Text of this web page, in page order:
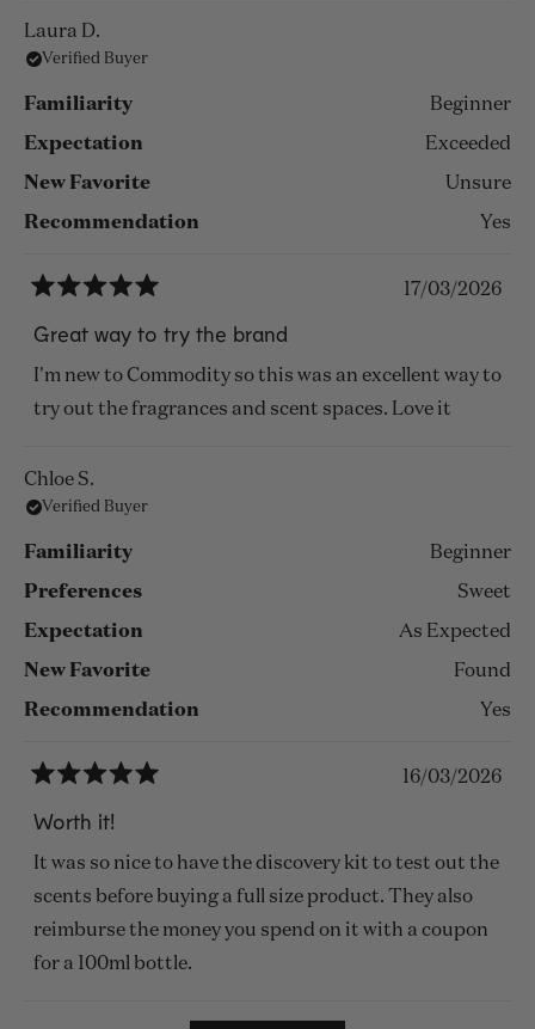
almost all of them. Now I’ve got to get big bottles of
some new favorites.
this
Laura D.
Verified Buyer
Familiarity Beginner
Expectation Exceeded
New Favorite Unsure
Recommendation Yes
5
out
of
5
stars
17/03/2026
Great way to try the brand
I'm new to Commodity so this was an excellent way to
try out the fragrances and scent spaces. Love it
Chloe S.
Verified Buyer
Familiarity Beginner
Preferences Sweet
Expectation As Expected
New Favorite Found
Recommendation Yes
5
out
of
5
stars
16/03/2026
Worth it!
It was so nice to have the discovery kit to test out the
scents before buying a full size product. They also
reimburse the money you spend on it with a coupon
for a 100ml bottle.